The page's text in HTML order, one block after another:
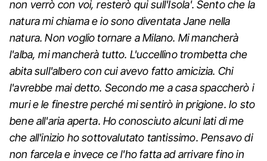
non verrò con voi, resterò qui sull'Isola'. Sento che la
natura mi chiama e io sono diventata Jane nella
natura. Non voglio tornare a Milano. Mi mancherà
l'alba, mi mancherà tutto. L'uccellino trombetta che
abita sull'albero con cui avevo fatto amicizia. Chi
l'avrebbe mai detto. Secondo me a casa spaccherò i
muri e le finestre perché mi sentirò in prigione. Io sto
bene all'aria aperta. Ho conosciuto alcuni lati di me
che all'inizio ho sottovalutato tantissimo. Pensavo di
non farcela e invece ce l'ho fatta ad arrivare fino in